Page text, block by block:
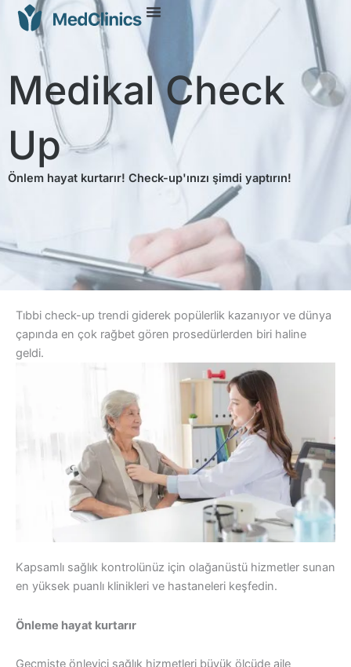
Medikal Check
Up
Önlem hayat kurtarır! Check-up'ınızı şimdi yaptırın!
Tıbbi check-up trendi giderek popülerlik kazanıyor ve dünya
çapında en çok rağbet gören prosedürlerden biri haline
geldi.
Kapsamlı sağlık kontrolünüz için olağanüstü hizmetler sunan
en yüksek puanlı klinikleri ve hastaneleri keşfedin.
Önleme hayat kurtarır
Geçmişte önleyici sağlık hizmetleri büyük ölçüde aile